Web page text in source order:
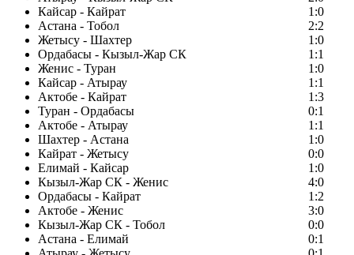
Кайсар - Кайрат
1:0
Астана - Тобол
2:2
Жетысу - Шахтер
1:0
Ордабасы - Кызыл-Жар СК
1:1
Женис - Туран
1:0
Кайсар - Атырау
1:1
Актобе - Кайрат
1:3
Туран - Ордабасы
0:1
Актобе - Атырау
1:1
Шахтер - Астана
1:0
Кайрат - Жетысу
0:0
Елимай - Кайсар
1:0
Кызыл-Жар СК - Женис
4:0
Ордабасы - Кайрат
1:2
Актобе - Женис
3:0
Кызыл-Жар СК - Тобол
0:0
Астана - Елимай
0:1